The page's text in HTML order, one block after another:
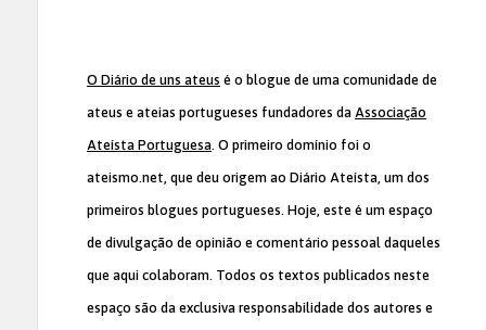
O Diário de uns ateus é o blogue de uma comunidade de
ateus e ateias portugueses fundadores da Associação
Ateísta Portuguesa. O primeiro domínio foi o
ateismo.net, que deu origem ao Diário Ateísta, um dos
primeiros blogues portugueses. Hoje, este é um espaço
de divulgação de opinião e comentário pessoal daqueles
que aqui colaboram. Todos os textos publicados neste
espaço são da exclusiva responsabilidade dos autores e